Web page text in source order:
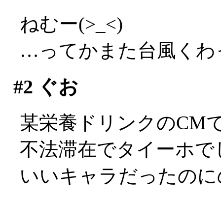
ねむー(>_<)
…ってかまた台風くわ
#2 ぐお
某栄養ドリンクのCM
不法滞在でタイーホで
いいキャラだったの